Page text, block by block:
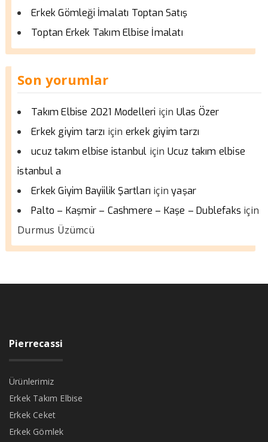
Erkek Gömleği İmalatı Toptan Satış
Toptan Erkek Takım Elbise İmalatı
Son yorumlar
Takım Elbise 2021 Modelleri için Ulas Özer
Erkek giyim tarzı için erkek giyim tarzı
ucuz takım elbise istanbul için Ucuz takım elbise
istanbul a
Erkek Giyim Bayiilik Şartları içinyaşar
Palto – Kaşmir – Cashmere – Kaşe – Dublefaks için
Durmus Üzümcü
Pierrecassi
Ürünlerimiz
Erkek Takım Elbise
Erkek Ceket
Erkek Gömlek